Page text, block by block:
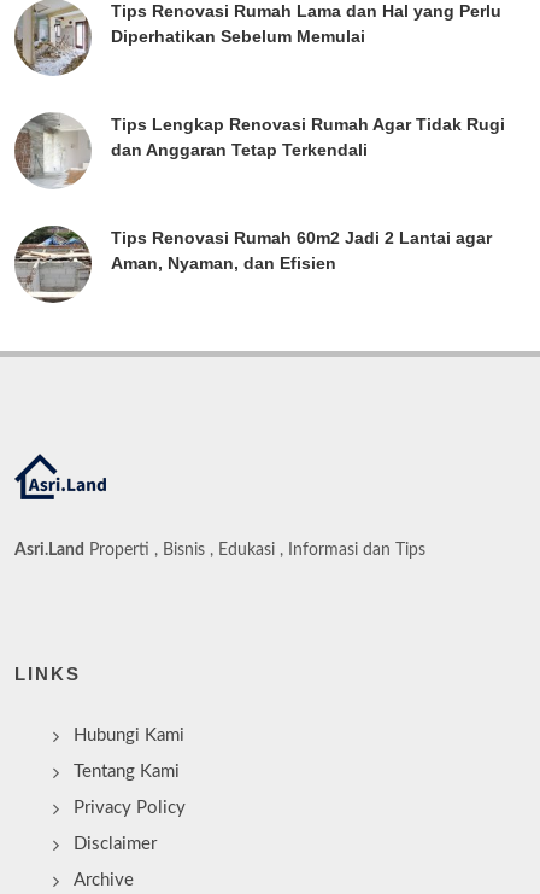
Tips Renovasi Rumah Lama dan Hal yang Perlu
Diperhatikan Sebelum Memulai
Tips Lengkap Renovasi Rumah Agar Tidak Rugi
dan Anggaran Tetap Terkendali
Tips Renovasi Rumah 60m2 Jadi 2 Lantai agar
Aman, Nyaman, dan Efisien
Asri.Land Properti , Bisnis , Edukasi , Informasi dan Tips
LINKS
Hubungi Kami
Tentang Kami
Privacy Policy
Disclaimer
Archive